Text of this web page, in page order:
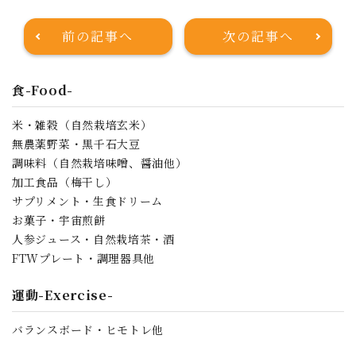
前の記事へ 次の記事へ
食-Food-
米・雑穀（自然栽培玄米）
無農薬野菜・黒千石大豆
調味料（自然栽培味噌、醤油他）
加工食品（梅干し）
サプリメント・生食ドリーム
お菓子・宇宙煎餅
人参ジュース・自然栽培茶・酒
FTWプレート・調理器具他
運動-Exercise-
バランスボード・ヒモトレ他